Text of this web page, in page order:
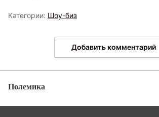
Категории: Шоу-биз
Добавить комментарий
Полемика